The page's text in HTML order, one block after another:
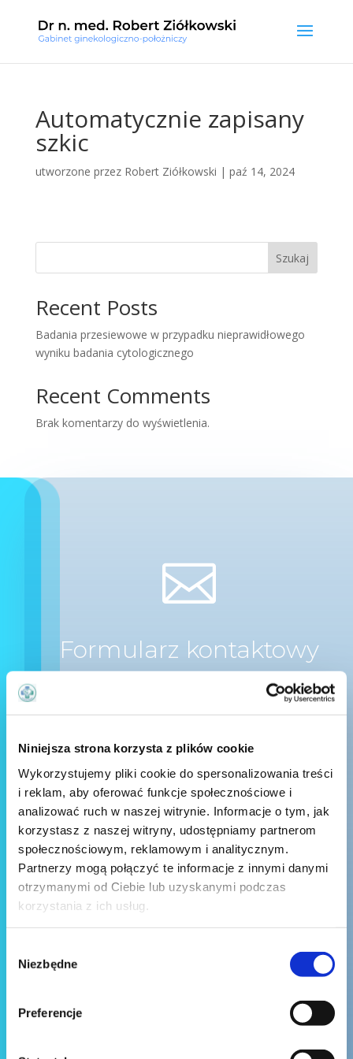
Niniejsza strona korzysta z plików cookie
Wykorzystujemy pliki cookie do spersonalizowania treści
i reklam, aby oferować funkcje społecznościowe i
analizować ruch w naszej witrynie. Informacje o tym, jak
korzystasz z naszej witryny, udostępniamy partnerom
społecznościowym, reklamowym i analitycznym.
Partnerzy mogą połączyć te informacje z innymi danymi
otrzymanymi od Ciebie lub uzyskanymi podczas
korzystania z ich usług.
zgody
Niezbędne
Preferencje
Automatycznie zapisany
szkic
utworzone przez Robert Ziółkowski | paź 14, 2024
Szukaj
Recent Posts
Badania przesiewowe w przypadku nieprawidłowego
wyniku badania cytologicznego
Recent Comments
Brak komentarzy do wyświetlenia.

Formularz kontaktowy
Wyślij wiadomość